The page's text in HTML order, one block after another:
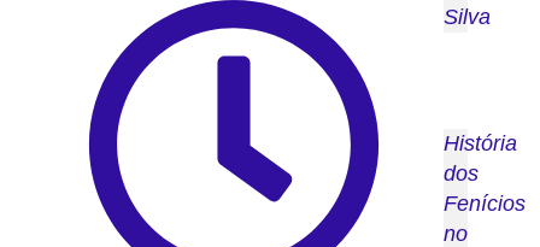
Silva
História
dos
Fenícios
no